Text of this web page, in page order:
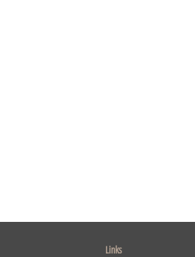
Links